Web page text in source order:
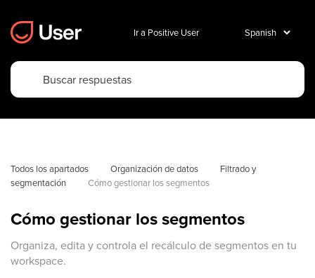
Ir a Positive User
Todos los apartados Organización de datos
Filtrado y
segmentación
Cómo gestionar los segmentos
Cómo gestionar los segmentos
Organiza, edita y controla el recálculo de segmentos en tu
workspace.